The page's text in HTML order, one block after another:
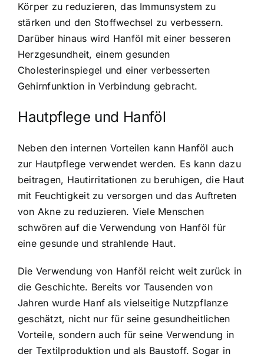
Körper zu reduzieren, das Immunsystem zu
stärken und den Stoffwechsel zu verbessern.
Darüber hinaus wird Hanföl mit einer besseren
Herzgesundheit, einem gesunden
Cholesterinspiegel und einer verbesserten
Gehirnfunktion in Verbindung gebracht.
Hautpflege und Hanföl
Neben den internen Vorteilen kann Hanföl auch
zur Hautpflege verwendet werden. Es kann dazu
beitragen, Hautirritationen zu beruhigen, die Haut
mit Feuchtigkeit zu versorgen und das Auftreten
von Akne zu reduzieren. Viele Menschen
schwören auf die Verwendung von Hanföl für
eine gesunde und strahlende Haut.
Die Verwendung von Hanföl reicht weit zurück in
die Geschichte. Bereits vor Tausenden von
Jahren wurde Hanf als vielseitige Nutzpflanze
geschätzt, nicht nur für seine gesundheitlichen
Vorteile, sondern auch für seine Verwendung in
der Textilproduktion und als Baustoff. Sogar in